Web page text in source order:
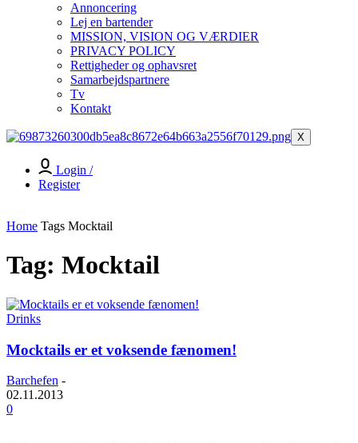
Annoncering
Lej en bartender
MISSION, VISION OG VÆRDIER
PRIVACY POLICY
Rettigheder og ophavsret
Samarbejdspartnere
Tv
Kontakt
X
Login /
Register
Home Tags Mocktail
Tag: Mocktail
Drinks
Mocktails er et voksende fænomen!
Barchefen -
02.11.2013
0